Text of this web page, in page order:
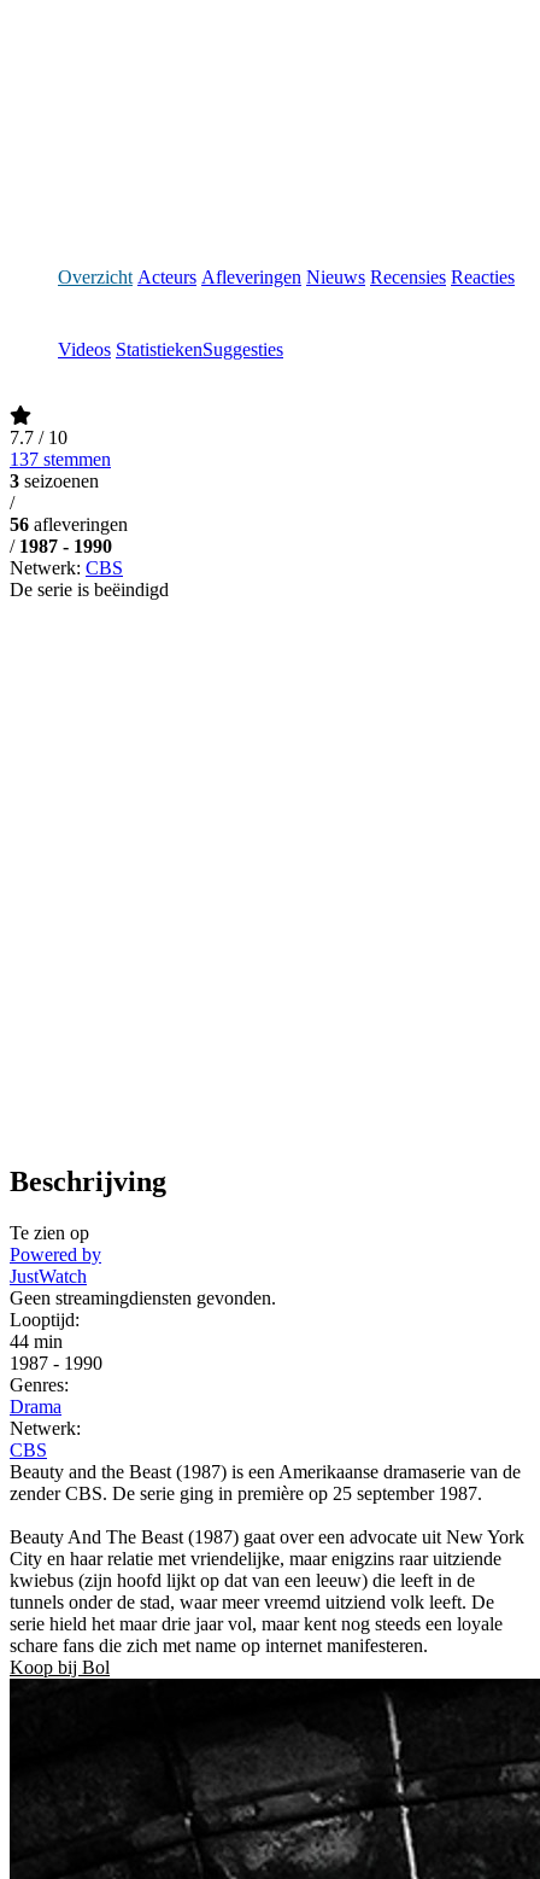
Overzicht Acteurs Afleveringen Nieuws Recensies Reacties
Videos StatistiekenSuggesties
7.7 / 10
137 stemmen
3 seizoenen
/
56 afleveringen
/ 1987 - 1990
Netwerk: CBS
De serie is beëindigd
Beschrijving
Te zien op
Powered by
JustWatch
Geen streamingdiensten gevonden.
Looptijd:
44 min
1987 - 1990
Genres:
Drama
Netwerk:
CBS
Beauty and the Beast (1987) is een Amerikaanse dramaserie van de
zender CBS. De serie ging in première op 25 september 1987.
Beauty And The Beast (1987) gaat over een advocate uit New York
City en haar relatie met vriendelijke, maar enigzins raar uitziende
kwiebus (zijn hoofd lijkt op dat van een leeuw) die leeft in de
tunnels onder de stad, waar meer vreemd uitziend volk leeft. De
serie hield het maar drie jaar vol, maar kent nog steeds een loyale
schare fans die zich met name op internet manifesteren.
Koop bij Bol